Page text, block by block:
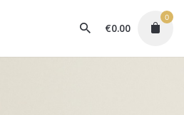
€0.00
0